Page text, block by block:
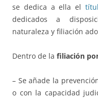
se dedica a ella el
dedicados a
naturaleza y filiación
Dentro de la filiación
– Se añade la
o con la capacidad